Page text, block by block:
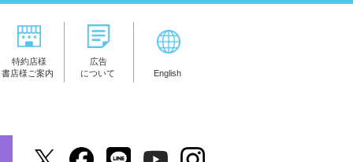
特約店様
書店様ご案内
広告
について
English